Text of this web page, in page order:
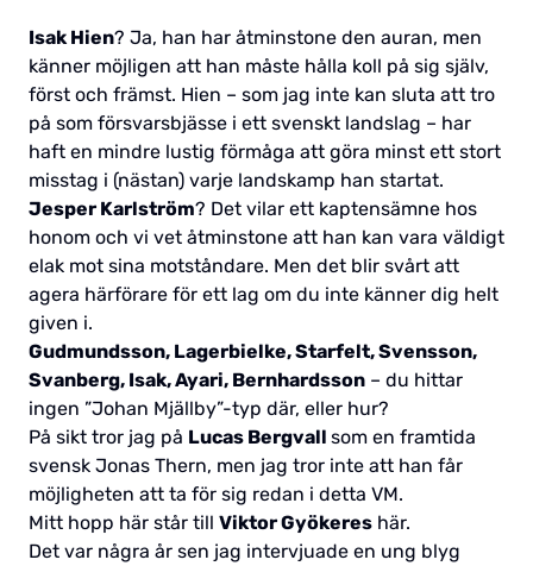
Isak Hien? Ja, han har åtminstone den auran, men
känner möjligen att han måste hålla koll på sig själv,
först och främst. Hien – som jag inte kan sluta att tro
på som försvarsbjässe i ett svenskt landslag – har
haft en mindre lustig förmåga att göra minst ett stort
misstag i (nästan) varje landskamp han startat.
Jesper Karlström? Det vilar ett kaptensämne hos
honom och vi vet åtminstone att han kan vara väldigt
elak mot sina motståndare. Men det blir svårt att
agera härförare för ett lag om du inte känner dig helt
given i.
Gudmundsson, Lagerbielke, Starfelt, Svensson,
Svanberg, Isak, Ayari, Bernhardsson – du hittar
ingen ”Johan Mjällby”-typ där, eller hur?
På sikt tror jag på Lucas Bergvall som en framtida
svensk Jonas Thern, men jag tror inte att han får
möjligheten att ta för sig redan i detta VM.
Mitt hopp här står till Viktor Gyökeres här.
Det var några år sen jag intervjuade en ung blyg